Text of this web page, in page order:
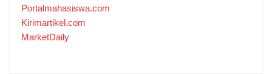
Portalmahasiswa.com
Kirimartikel.com
MarketDaily